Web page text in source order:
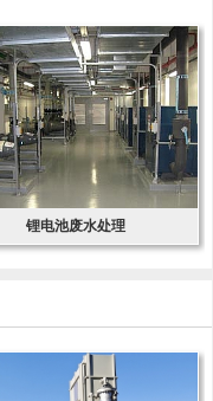
锂电池废水处理